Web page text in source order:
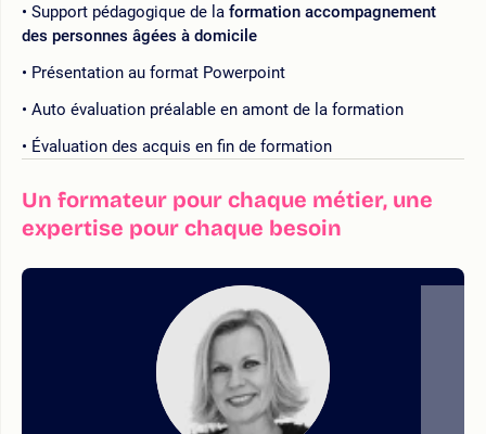
Support pédagogique de la formation accompagnement
des personnes âgées à domicile
Présentation au format Powerpoint
Auto évaluation préalable en amont de la formation
Évaluation des acquis en fin de formation
Un formateur pour chaque métier, une
expertise pour chaque besoin